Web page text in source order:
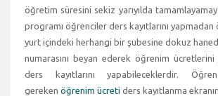
öğretim süresini sekiz yarıyılda
programı öğrenciler ders kayıtlarını yapmadan
yurt içindeki herhangi bir şubesine dokuz
numarasını beyan ederek öğrenim ücretlerini
ders kayıtlarını yapabileceklerdir.
gereken öğrenim ücreti ders kayıtlanma